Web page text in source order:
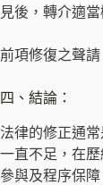
見後，轉介適
前項修復之聲
四、結論：
法律的修正通
一直不足，在
參與及程序保